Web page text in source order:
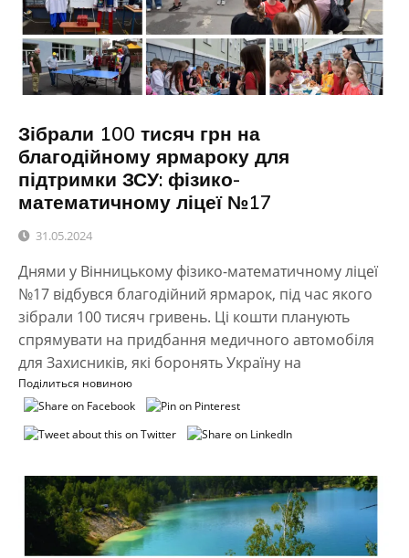
Зібрали 100 тисяч грн на
благодійному ярмароку для
підтримки ЗСУ: фізико-
математичному ліцеї №17
31.05.2024
Днями у Вінницькому фізико-математичному ліцеї
№17 відбувся благодійний ярмарок, під час якого
зібрали 100 тисяч гривень. Ці кошти планують
спрямувати на придбання медичного автомобіля
для Захисників, які боронять Україну на
Поділиться новиною